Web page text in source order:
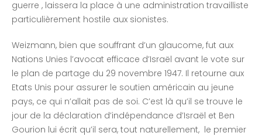
guerre , laissera la place à une administration travailliste
particulièrement hostile aux sionistes.
Weizmann, bien que souffrant d’un glaucome, fut aux
Nations Unies l’avocat efficace d’Israël avant le vote sur
le plan de partage du 29 novembre 1947. Il retourne aux
Etats Unis pour assurer le soutien américain au jeune
pays, ce qui n’allait pas de soi. C’est là qu’il se trouve le
jour de la déclaration d’indépendance d’Israël et Ben
Gourion lui écrit qu’il sera, tout naturellement, le premier